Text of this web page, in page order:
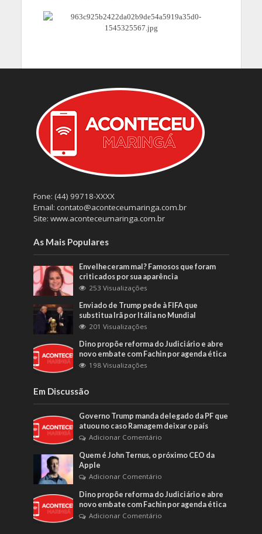
Fone: (44) 99718-XXXX
Email: contato@aconteceumaringa.com.br
Site: www.aconteceumaringa.com.br
As Mais Populares
Envelheceram mal? Famosos que foram
criticados por sua aparência
253 Visualizações
Enviado de Trump pede à FIFA que
substitua Irã por Itália no Mundial
201 Visualizações
Dino propõe reforma do Judiciário e abre
novo embate com Fachin por agenda ética
198 Visualizações
Em Discussão
Governo Trump manda delegado da PF que
atuou no caso Ramagem deixar o país
Adicionar Comentário
Quem é John Ternus, o próximo CEO da
Apple
Adicionar Comentário
Dino propõe reforma do Judiciário e abre
novo embate com Fachin por agenda ética
Adicionar Comentário